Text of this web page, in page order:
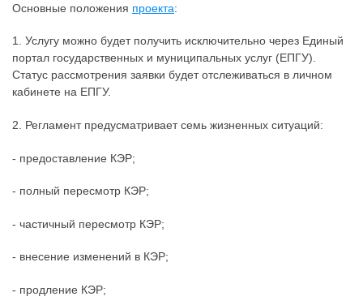
Основные положения проекта:
1. Услугу можно будет получить исключительно через Единый
портал государственных и муниципальных услуг (ЕПГУ).
Статус рассмотрения заявки будет отслеживаться в личном
кабинете на ЕПГУ.
2. Регламент предусматривает семь жизненных ситуаций:
- предоставление КЭР;
- полный пересмотр КЭР;
- частичный пересмотр КЭР;
- внесение изменений в КЭР;
- продление КЭР;